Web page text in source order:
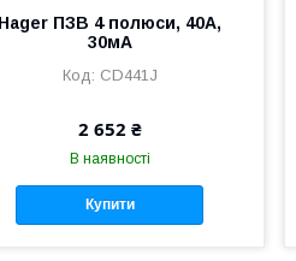
Hager ПЗВ 4 полюси, 40А,
30мА
CD441J
2 652 ₴
В наявності
Купити